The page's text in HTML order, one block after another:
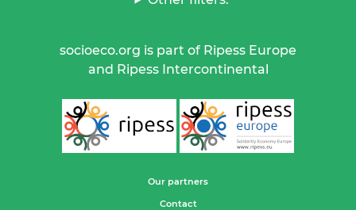
socioeco.org is part of Ripess Europe
and Ripess Intercontinental
Our partners
Contact